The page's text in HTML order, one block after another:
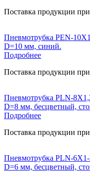
Поставка продукции
Пневмотрубка PEN-
D=10 мм, синий.
Подробнее
Поставка продукции
Пневмотрубка PLN-
D=8 мм, бесцветный,
Подробнее
Поставка продукции
Пневмотрубка PLN-
D=6 мм, бесцветный,